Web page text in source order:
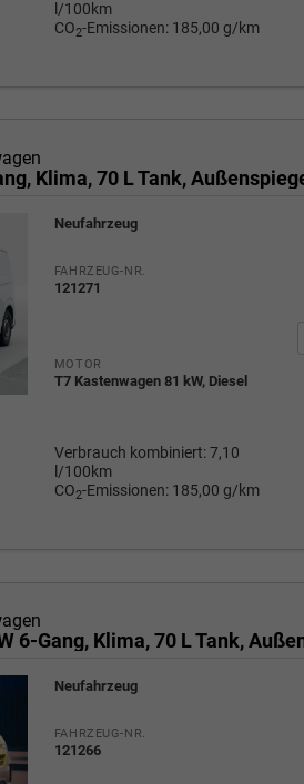
l/100km
CO2-Emissionen: 185,00 g/km
Neufahrzeug
FAHRZEUG-NR.
121271
MOTOR
T7 Kastenwagen 81 kW, Diesel
Verbrauch kombiniert:7,10
l/100km
CO2-Emissionen: 185,00 g/km
Neufahrzeug
FAHRZEUG-NR.
121266